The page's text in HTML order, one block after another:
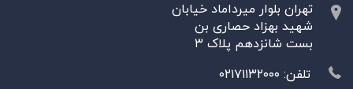
تهران بلوار میرداماد خیابان
شهید بهزاد حصاری بن
بست شانزدهم پلاک ۳
تلفن: ۰۲۱۷۱۱۳۲۰۰۰